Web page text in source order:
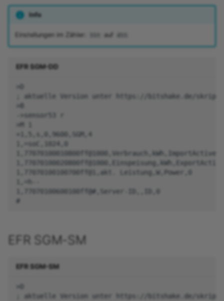
Info
Einstellungen im Zähler: auf
EFR SGM-DD
>D
; aktuelle Version unter https://bitshake.de/skripte
>B
->sensor53 r
>M 1
+1,5,s,0,9600,SGM,4
1,=soC,1024,0
1,77070100010800ff@1000,Verbrauch,kWh,ImportActive,3
1,77070100100700ff@1,akt. Leistung,W,Power,0
1,77070100600100ff@#,Server-ID,,ID,0
EFR SGM-SM
EFR SGM-SM
>D
; aktuelle Version unter https://bitshake.de/skripte